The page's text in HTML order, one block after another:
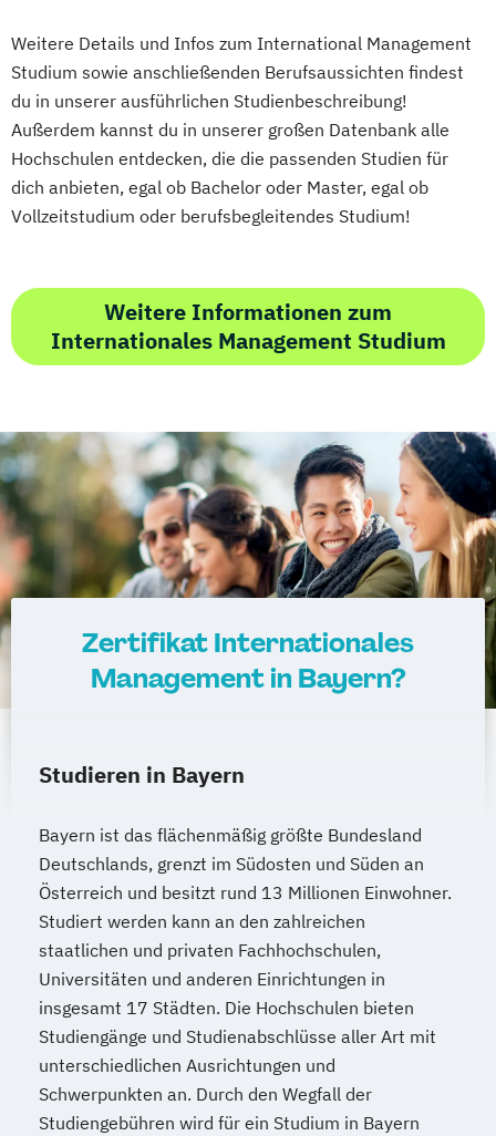
Vertriebsmanagement
Werbe- und Medienpsychologie
Wirtschaftspsychologie
Weitere Details und Infos zum International Management
Studium sowie anschließenden Berufsaussichten findest
du in unserer ausführlichen Studienbeschreibung!
Außerdem kannst du in unserer großen Datenbank alle
Hochschulen entdecken, die die passenden Studien für
dich anbieten, egal ob Bachelor oder Master, egal ob
Vollzeitstudium oder berufsbegleitendes Studium!
Weitere Informationen zum
Internationales Management Studium
Zertifikat Internationales
Management in Bayern?
Studieren in Bayern
Bayern ist das flächenmäßig größte Bundesland
Deutschlands, grenzt im Südosten und Süden an
Österreich und besitzt rund 13 Millionen Einwohner.
Studiert werden kann an den zahlreichen
staatlichen und privaten Fachhochschulen,
Universitäten und anderen Einrichtungen in
insgesamt 17 Städten. Die Hochschulen bieten
Studiengänge und Studienabschlüsse aller Art mit
unterschiedlichen Ausrichtungen und
Schwerpunkten an. Durch den Wegfall der
Studiengebühren wird für ein Studium in Bayern